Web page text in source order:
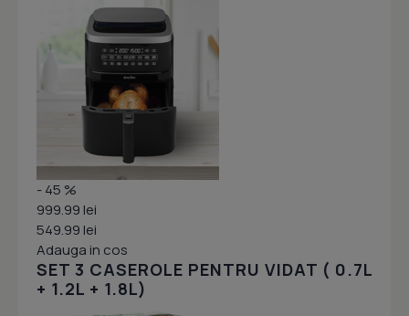
- 45 %
999.99 lei
549.99 lei
Adauga in cos
SET 3 CASEROLE PENTRU VIDAT ( 0.7L
+ 1.2L + 1.8L)